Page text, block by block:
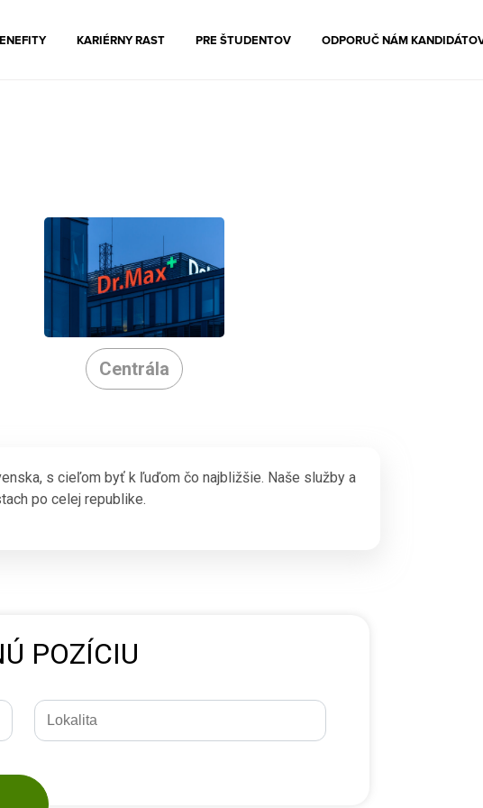
KARIÉRNY RAST PRE ŠTUDENTOV ODPORUČ NÁM
Centrála
s cieľom byť k ľuďom čo najbližšie. Naše služby a
po celej republike.
POZÍCIU